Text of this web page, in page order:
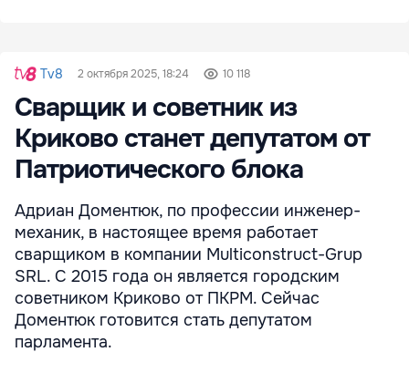
Tv8 2 октября 2025, 18:24 10 118
Сварщик и советник из
Криково станет депутатом от
Патриотического блока
Адриан Доментюк, по профессии инженер-
механик, в настоящее время работает
сварщиком в компании Multiconstruct-Grup
SRL. С 2015 года он является городским
советником Криково от ПКРМ. Сейчас
Доментюк готовится стать депутатом
парламента.